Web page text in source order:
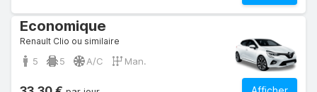
Economique
Renault Clio ou similaire
5 5 A/C Man.